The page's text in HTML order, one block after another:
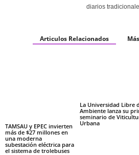
diarios
Articulos Relacionados
TAMSAU y EPEC invierten
más de $27 millones en
una moderna
subestación eléctrica para
el sistema de trolebuses
La Universidad Libre
Ambiente lanza su
seminario de
Urbana